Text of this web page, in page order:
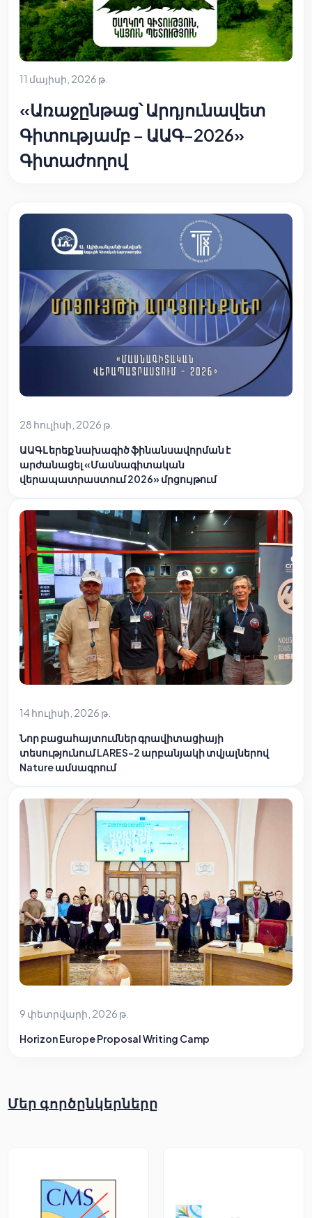
11 մայիսի, 2026 թ.
«Առաջընթաց՝ Արդյունավետ
Գիտությամբ – ԱԱԳ-2026»
Գիտաժողով
28 հուլիսի, 2026 թ.
ԱԱԳԼ երեք նախագիծ ֆինանսավորման է
արժանացել «Մասնագիտական
վերապատրաստում 2026» մրցույթում
14 հուլիսի, 2026 թ.
Նոր բացահայտումներ գրավիտացիայի
տեսությունում LARES-2 արբանյակի տվյալներով
Nature ամսագրում
9 փետրվարի, 2026 թ.
Horizon Europe Proposal Writing Camp
Մեր գործընկերները